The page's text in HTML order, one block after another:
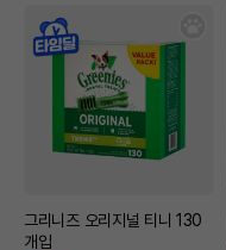
그리니즈 오리지널 티니 130
개입